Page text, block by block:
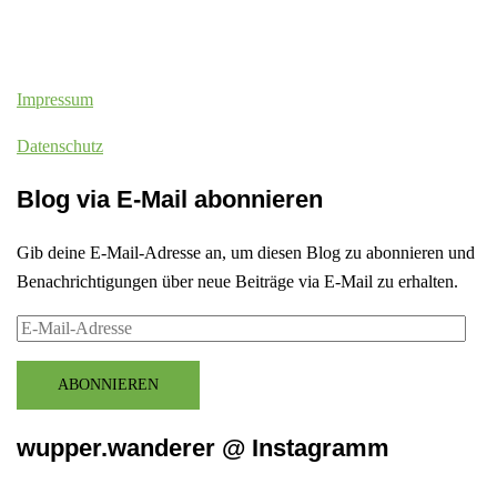
Impressum
Datenschutz
Blog via E-Mail abonnieren
Gib deine E-Mail-Adresse an, um diesen Blog zu abonnieren und
Benachrichtigungen über neue Beiträge via E-Mail zu erhalten.
E-
AdresseABONNIEREN
wupper.wanderer @ Instagramm